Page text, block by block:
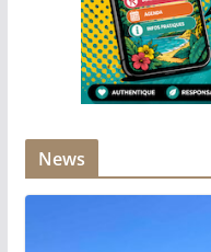
News